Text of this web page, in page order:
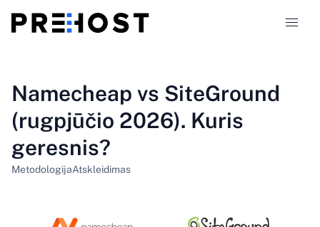
Palyginimai
Kuponai
Namecheap vs SiteGround
(rugpjūčio 2026). Kuris
geresnis?
MetodologijaAtskleidimas